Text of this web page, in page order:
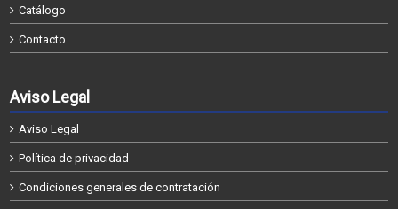
Catálogo
Contacto
Aviso Legal
Aviso Legal
Política de privacidad
Condiciones generales de contratación